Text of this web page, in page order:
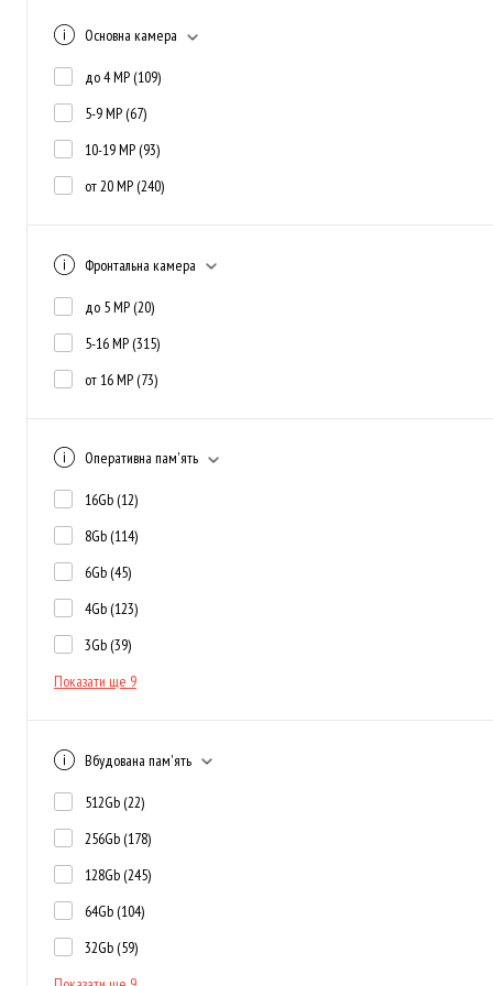
Основна камера
до 4 MP (109)
5-9 MP (67)
10-19 MP (93)
от 20 MP (240)
Фронтальна камера
до 5 MP (20)
5-16 MP (315)
от 16 MP (73)
Оперативна пам'ять
16Gb (12)
8Gb (114)
6Gb (45)
4Gb (123)
3Gb (39)
Показати ще 9
Вбудована пам'ять
512Gb (22)
256Gb (178)
128Gb (245)
64Gb (104)
32Gb (59)